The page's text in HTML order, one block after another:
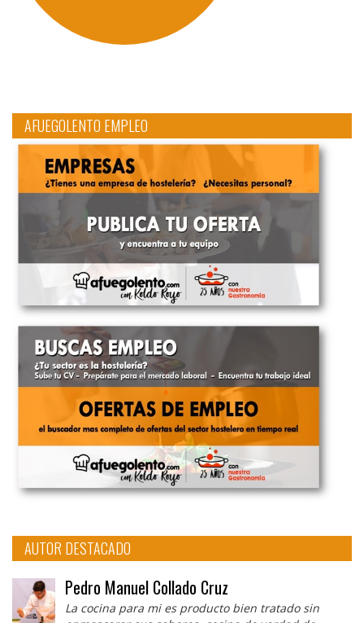
AFUEGOLENTO EMPLEO
AUTOR DESTACADO
Pedro Manuel Collado Cruz
La cocina para mi es producto bien tratado sin